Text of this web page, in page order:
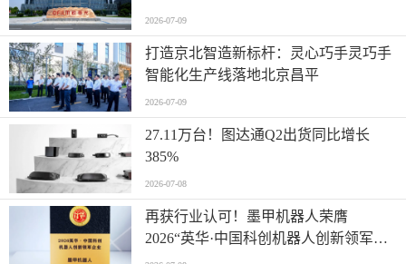
2026-07-09
打造京北智造新标杆：灵心巧手灵巧手
智能化生产线落地北京昌平
2026-07-09
27.11万台！图达通Q2出货同比增长
385%
2026-07-08
再获行业认可！墨甲机器人荣膺
2026“英华·中国科创机器人创新领军企
业”全产业链智能出海标杆